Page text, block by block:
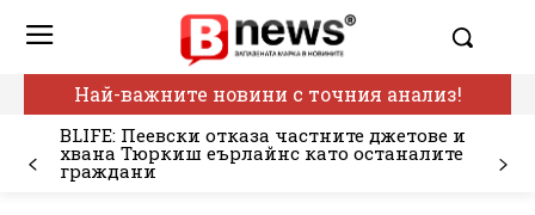
Най-важните новини с точния анализ!
BLIFE: Пеевски отказа частните джетове и
хвана Тюркиш еърлайнс като останалите
граждани